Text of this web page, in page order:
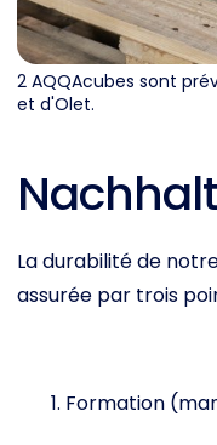
2 AQQAcubes sont
et d'Olet.
La durabilité de
assurée par trois
Formation